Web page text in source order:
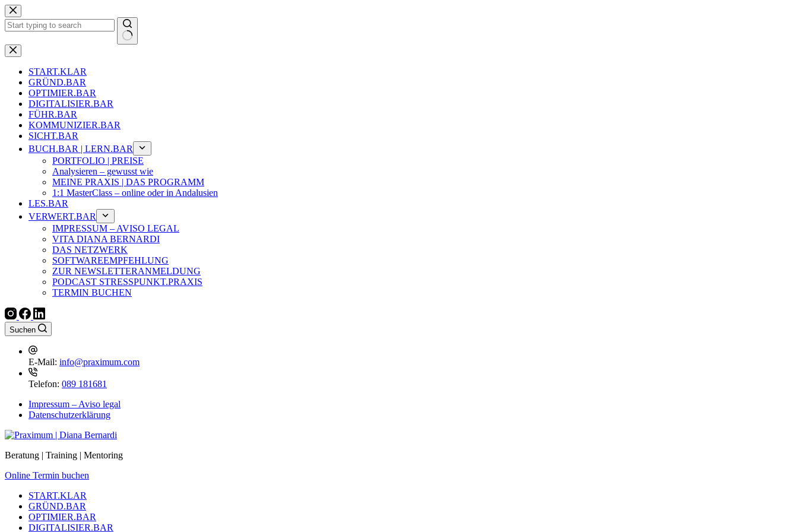
Zum
Inhalt
springen
Keine
Ergebnisse
START.KLAR
GRÜND.BAR
OPTIMIER.BAR
DIGITALISIER.BAR
FÜHR.BAR
KOMMUNIZIER.BAR
SICHT.BAR
BUCH.BAR | LERN.BAR
PORTFOLIO | PREISE
Analysieren – gewusst wie
MEINE PRAXIS | DAS PROGRAMM
1:1 MasterClass – online oder in Andalusien
LES.BAR
VERWERT.BAR
IMPRESSUM – AVISO LEGAL
VITA DIANA BERNARDI
DAS NETZWERK
SOFTWAREEMPFEHLUNG
ZUR NEWSLETTERANMELDUNG
PODCAST STRESSPUNKT.PRAXIS
TERMIN BUCHEN
Suchen
E-Mail: info@praximum.com
Telefon: 089 181681
Impressum – Aviso legal
Datenschutzerklärung
Beratung | Training | Mentoring
Online Termin buchen
START.KLAR
GRÜND.BAR
OPTIMIER.BAR
DIGITALISIER.BAR